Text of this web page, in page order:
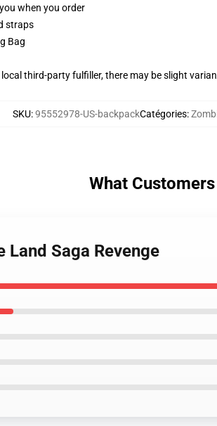
when you order
straps
Bag
third-party fulfiller, there may be slight
SKU:95552978-US-backpackCatégories:
What
Saga Revenge